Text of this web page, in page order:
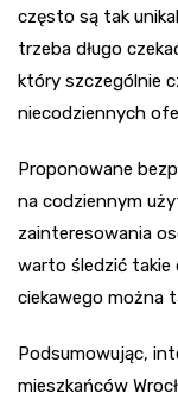
często są tak
trzeba długo
który szczególnie
niecodziennych
Proponowane
na codziennym
zainteresowania
warto śledzić takie
ciekawego można
Podsumowując,
mieszkańców